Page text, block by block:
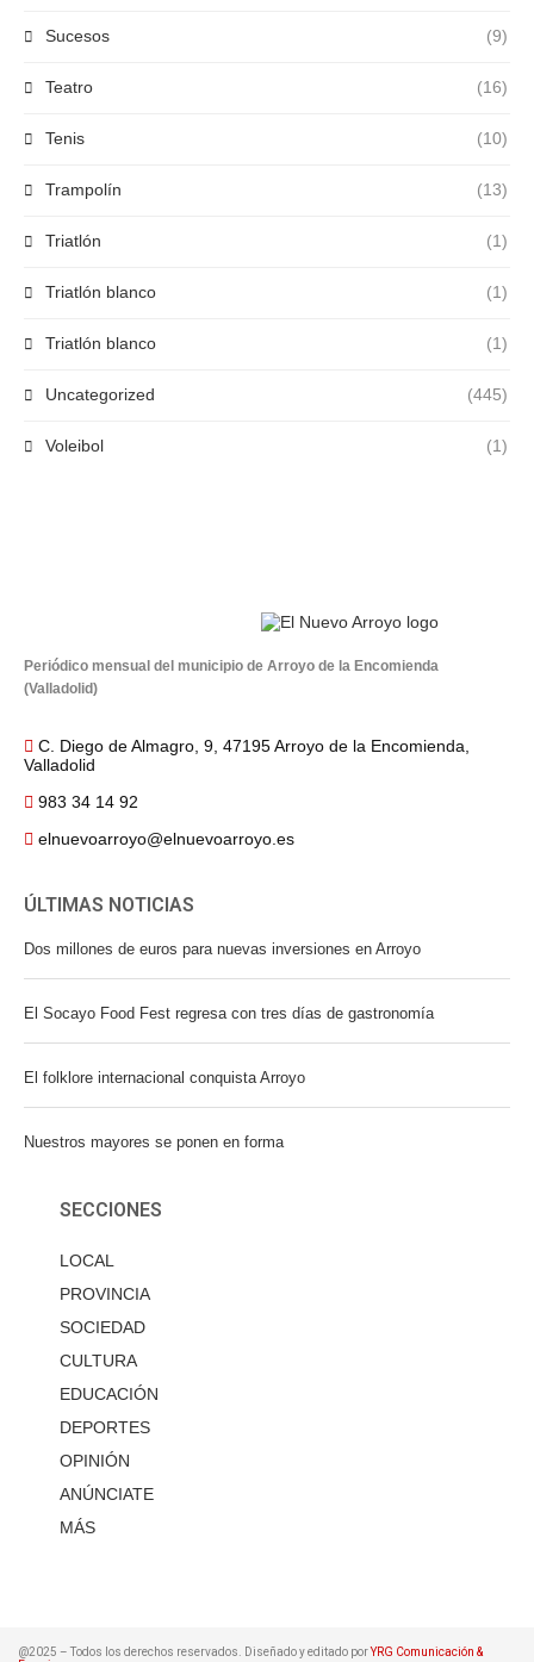
Sucesos (9)
Teatro (16)
Tenis (10)
Trampolín (13)
Triatlón (1)
Triatlón blanco (1)
Triatlón blanco (1)
Uncategorized (445)
Voleibol (1)
Periódico mensual del municipio de Arroyo de la Encomienda
(Valladolid)
C. Diego de Almagro, 9, 47195 Arroyo de la Encomienda,
Valladolid
983 34 14 92
elnuevoarroyo@elnuevoarroyo.es
ÚLTIMAS NOTICIAS
Dos millones de euros para nuevas inversiones en Arroyo
El Socayo Food Fest regresa con tres días de gastronomía
El folklore internacional conquista Arroyo
Nuestros mayores se ponen en forma
SECCIONES
LOCAL
PROVINCIA
SOCIEDAD
CULTURA
EDUCACIÓN
DEPORTES
OPINIÓN
ANÚNCIATE
MÁS
@2025 – Todos los derechos reservados. Diseñado y editado porYRG Comunicación &